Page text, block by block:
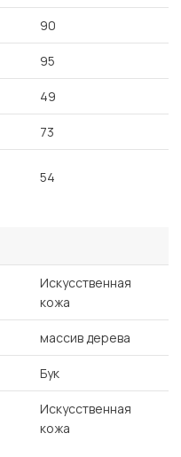
90
95
49
73
54
Искусственная
кожа
массив дерева
Бук
Искусственная
кожа